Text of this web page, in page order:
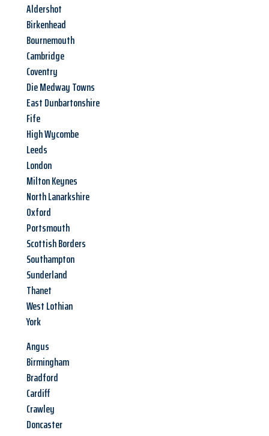
Aldershot
Birkenhead
Bournemouth
Cambridge
Coventry
Die Medway Towns
East Dunbartonshire
Fife
High Wycombe
Leeds
London
Milton Keynes
North Lanarkshire
Oxford
Portsmouth
Scottish Borders
Southampton
Sunderland
Thanet
West Lothian
York
Angus
Birmingham
Bradford
Cardiff
Crawley
Doncaster